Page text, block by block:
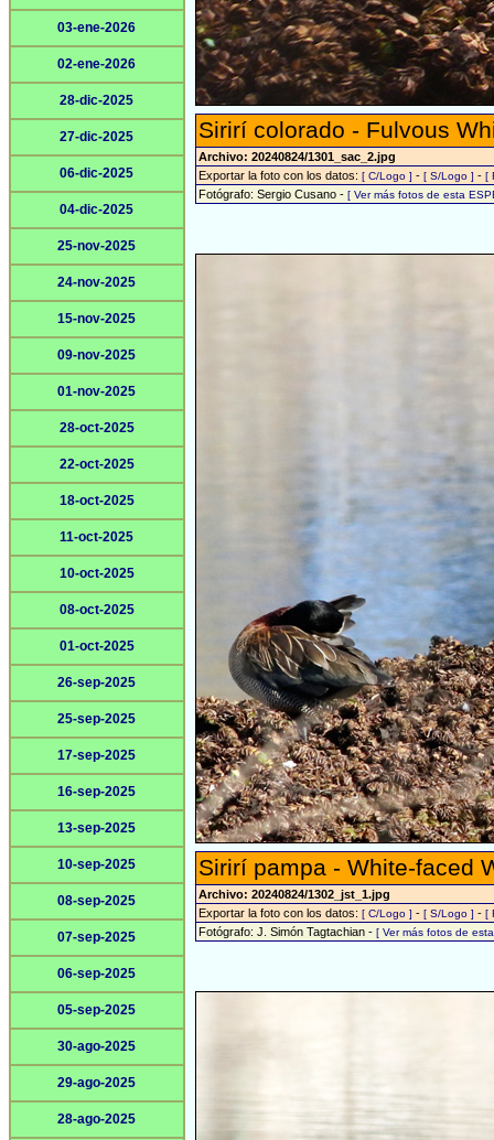
03-ene-2026
02-ene-2026
28-dic-2025
27-dic-2025
06-dic-2025
04-dic-2025
25-nov-2025
24-nov-2025
15-nov-2025
09-nov-2025
01-nov-2025
28-oct-2025
22-oct-2025
18-oct-2025
11-oct-2025
10-oct-2025
08-oct-2025
01-oct-2025
26-sep-2025
25-sep-2025
17-sep-2025
16-sep-2025
13-sep-2025
10-sep-2025
08-sep-2025
07-sep-2025
06-sep-2025
05-sep-2025
30-ago-2025
29-ago-2025
28-ago-2025
Sirirí colorado - Fulvous
Archivo: 20240824/1301_sac_2.jpg
Exportar la foto con los datos: [ C/Logo ] - [ S/Logo ] - [
Fotógrafo: Sergio Cusano - [ Ver más fotos de esta
Sirirí pampa - White-faced
Archivo: 20240824/1302_jst_1.jpg
Exportar la foto con los datos: [ C/Logo ] - [ S/Logo ] - [
Fotógrafo: J. Simón Tagtachian - [ Ver más fotos de